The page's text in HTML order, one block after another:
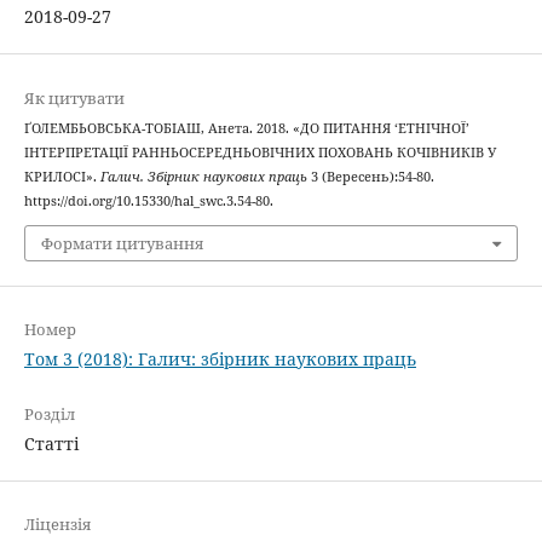
2018-09-27
Як цитувати
ҐОЛЕМБЬОВСЬКА-ТОБІАШ, Анета. 2018. «ДО ПИТАННЯ ‘ЕТНІЧНОЇ’
ІНТЕРПРЕТАЦІЇ РАННЬОСЕРЕДНЬОВІЧНИХ ПОХОВАНЬ КОЧІВНИКІВ У
КРИЛОСІ». Галич. Збірник наукових праць3 (Вересень):54-80.
https://doi.org/10.15330/hal_swc.3.54-80.
Формати цитування
Номер
Том 3 (2018): Галич: збірник наукових праць
Розділ
Статті
Ліцензія